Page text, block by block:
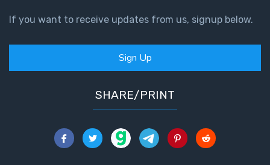
If you want to receive updates from us, signup below.
Sign Up
SHARE/PRINT